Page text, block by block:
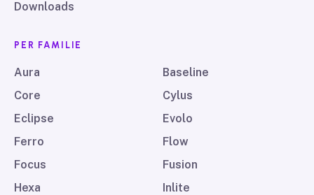
Downloads
PER FAMILIE
Aura
Baseline
Core
Cylus
Eclipse
Evolo
Ferro
Flow
Focus
Fusion
Hexa
Inlite